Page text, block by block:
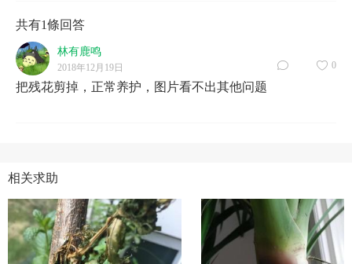
共有1條回答
林有鹿鸣
2018年12月19日 0
把残花剪掉，正常养护，图片看不出其他问题
相关求助